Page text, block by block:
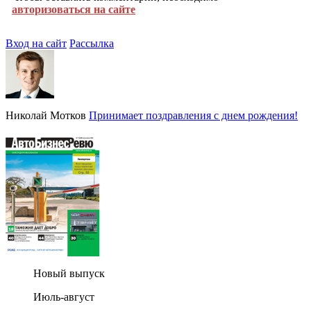
авторизоваться на сайте
Вход на сайт Рассылка
Николай Мотков Принимает поздравления с днем рождения!
Новый выпуск
Июль-август